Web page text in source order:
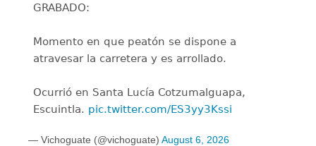
GRABADO:
Momento en que peatón se dispone a
atravesar la carretera y es arrollado.
Ocurrió en Santa Lucía Cotzumalguapa,
Escuintla. pic.twitter.com/ES3yy3Kssi
— Vichoguate (@vichoguate) August 6, 2026